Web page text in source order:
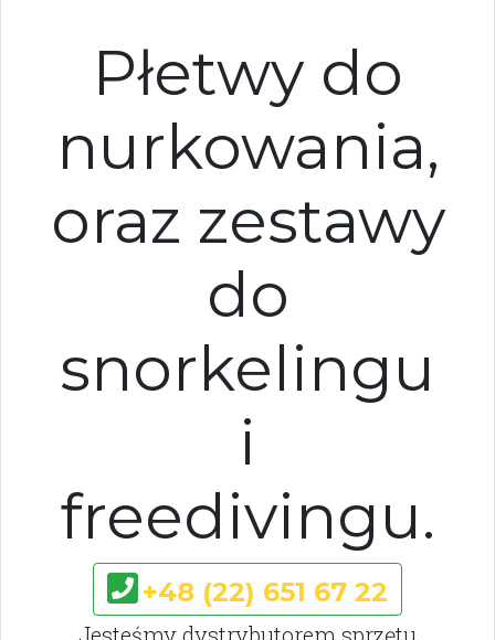
Płetwy do
nurkowania,
oraz zestawy
do
snorkelingu
i
freedivingu.
+48 (22) 651 67 22